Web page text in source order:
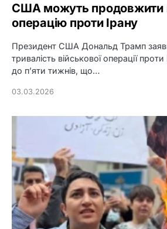
США можуть продовжити
операцію проти Ірану
Президент США Дональд Трамп
тривалість військової операції
до п’яти тижнів, що…
03.03.2026